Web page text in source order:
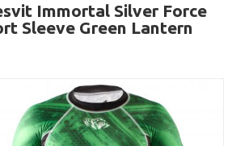
Immortal Silver Force
Sleeve Green Lantern